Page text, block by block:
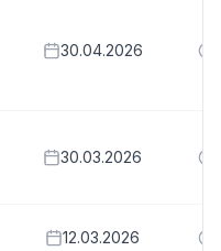
30.04.2026
30.03.2026
12.03.2026